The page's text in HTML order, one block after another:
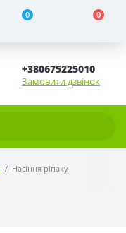
0 0
+380675225010
Замовити дзвінок
Насіння ріпаку